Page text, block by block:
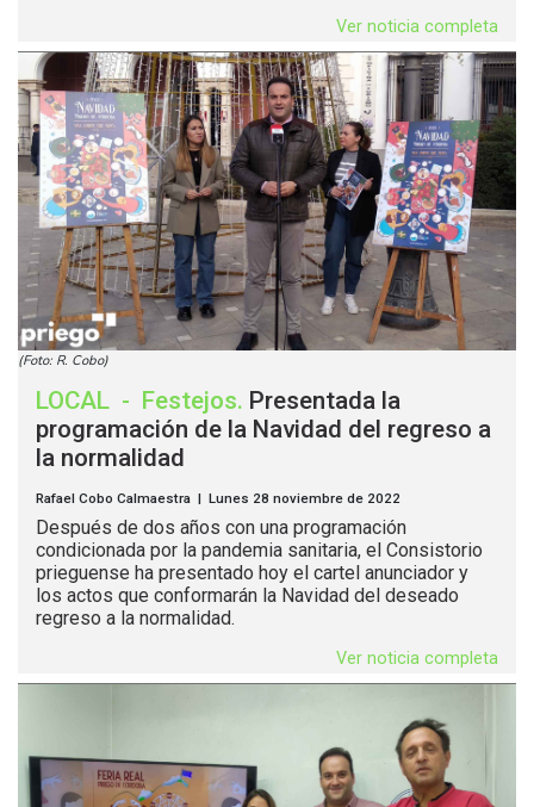
Ver noticia completa
(Foto: R. Cobo)
LOCAL - Festejos. Presentada la
programación de la Navidad del regreso a
la normalidad
Rafael Cobo Calmaestra | Lunes 28 noviembre de 2022
Después de dos años con una programación
condicionada por la pandemia sanitaria, el Consistorio
prieguense ha presentado hoy el cartel anunciador y
los actos que conformarán la Navidad del deseado
regreso a la normalidad.
Ver noticia completa